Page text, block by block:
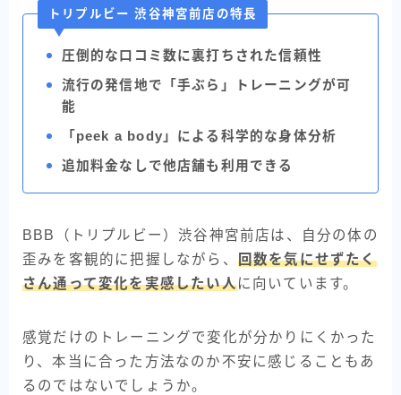
トリプルビー 渋谷神宮前店の特長
圧倒的な口コミ数に裏打ちされた信頼性
流行の発信地で「手ぶら」トレーニングが可
能
「peek a body」による科学的な身体分析
追加料金なしで他店舗も利用できる
BBB（トリプルビー）渋谷神宮前店は、自分の体の
歪みを客観的に把握しながら、 回数を気にせずたく
さん通って変化を実感したい人に向いています。
感覚だけのトレーニングで変化が分かりにくかった
り、本当に合った方法なのか不安に感じることもあ
るのではないでしょうか。